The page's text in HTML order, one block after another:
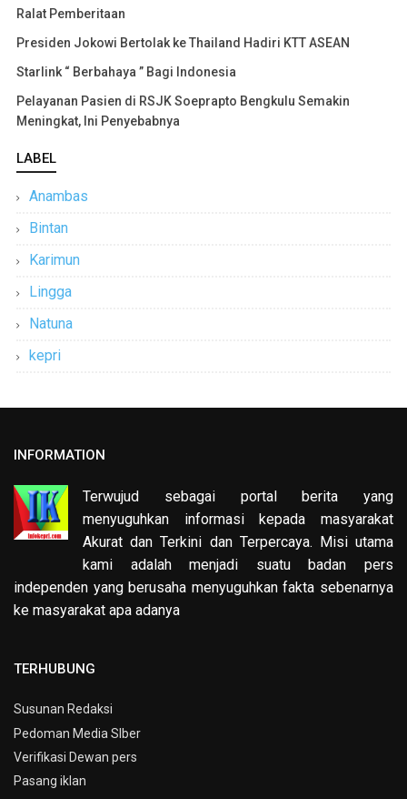
Ralat Pemberitaan
Presiden Jokowi Bertolak ke Thailand Hadiri KTT ASEAN
Starlink “ Berbahaya ” Bagi Indonesia
Pelayanan Pasien di RSJK Soeprapto Bengkulu Semakin
Meningkat, Ini Penyebabnya
LABEL
Anambas
Bintan
Karimun
Lingga
Natuna
kepri
INFORMATION
Terwujud sebagai portal berita yang
menyuguhkan informasi kepada masyarakat
Akurat dan Terkini dan Terpercaya. Misi utama
kami adalah menjadi suatu badan pers
independen yang berusaha menyuguhkan fakta sebenarnya
ke masyarakat apa adanya
TERHUBUNG
Susunan Redaksi
Pedoman Media SIber
Verifikasi Dewan pers
Pasang iklan